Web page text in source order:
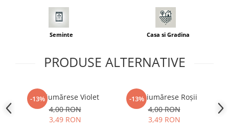
Fungicid
Insecticid
Tratamente repaus vegetativ
Seminte Casa si Gradina
PRODUSE ALTERNATIVE
-13%
Cârciumărese Violet
4,00 RON
3,49 RON
-13%
Cârciumărese Roșii
4,00 RON
3,49 RON